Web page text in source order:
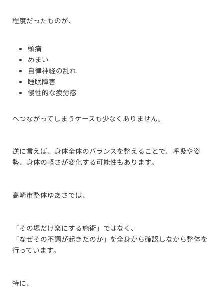
程度だったものが、
頭痛
めまい
自律神経の乱れ
睡眠障害
慢性的な疲労感
へつながってしまうケースも少なくありません。
逆に言えば、身体全体のバランスを整えることで、呼吸や姿
勢、身体の軽さが変化する可能性もあります。
高崎市整体ゆあさでは、
「その場だけ楽にする施術」ではなく、
「なぜその不調が起きたのか」を全身から確認しながら整体を
行っています。
特に、